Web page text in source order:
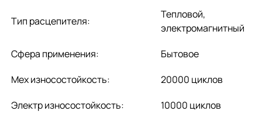
Тип расцепителя:
Тепловой,
электромагнитный
Сфера применения:
Бытовое
Мех износостойкость:
20000 циклов
Электр износостойкость:
10000 циклов